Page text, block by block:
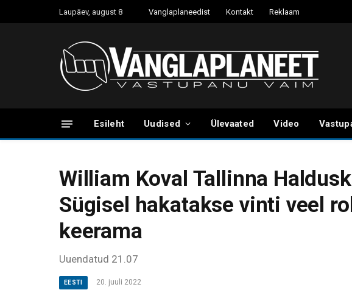
Laupäev, august 8 Vanglaplaneedist Kontakt Reklaam
Esileht Uudised Ülevaated Video
William Koval Tallinna
Sügisel hakatakse vinti veel
keerama
Uuendatud 21.07
EESTI 20. juuli 2022